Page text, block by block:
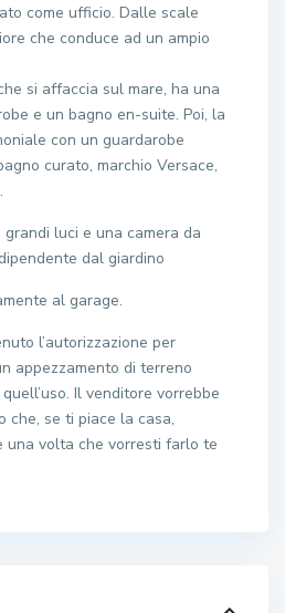
come ufficio. Dalle scale
che conduce ad un ampio
si affaccia sul mare, ha una
e un bagno en-suite. Poi, la
con un guardarobe
curato, marchio Versace,
luci e una camera da
dal giardino
al garage.
l’autorizzazione per
appezzamento di terreno
Il venditore vorrebbe
che, se ti piace la casa,
una volta che vorresti farlo te